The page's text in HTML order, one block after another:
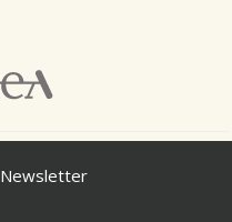
Newsletter